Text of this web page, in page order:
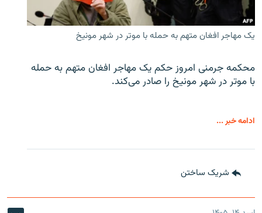
یک مهاجر افغان متهم به حمله با موتر در شهر مونیخ
محکمه جرمنی امروز حکم یک مهاجر افغان متهم به حمله
با موتر در شهر مونیخ را صادر می‌کند.
ادامه خبر ...
شریک ساختن